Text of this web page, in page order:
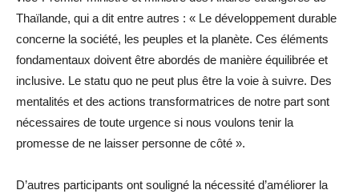
Thaïlande, qui a dit entre autres : « Le développement durable
concerne la société, les peuples et la planète. Ces éléments
fondamentaux doivent être abordés de manière équilibrée et
inclusive. Le statu quo ne peut plus être la voie à suivre. Des
mentalités et des actions transformatrices de notre part sont
nécessaires de toute urgence si nous voulons tenir la
promesse de ne laisser personne de côté ».
D’autres participants ont souligné la nécessité d’améliorer la